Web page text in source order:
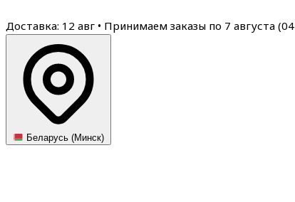
Доставка: 12 авг • Принимаем заказы по 7 августа (04
Беларусь (Минск)